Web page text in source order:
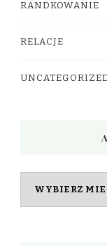
RANDKOWANIE
RELACJE